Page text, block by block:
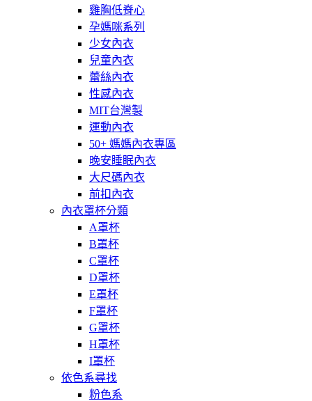
雞胸低脊心
孕媽咪系列
少女內衣
兒童內衣
蕾絲內衣
性感內衣
MIT台灣製
運動內衣
50+ 媽媽內衣專區
晚安睡眠內衣
大尺碼內衣
前扣內衣
內衣罩杯分類
A罩杯
B罩杯
C罩杯
D罩杯
E罩杯
F罩杯
G罩杯
H罩杯
I罩杯
依色系尋找
粉色系